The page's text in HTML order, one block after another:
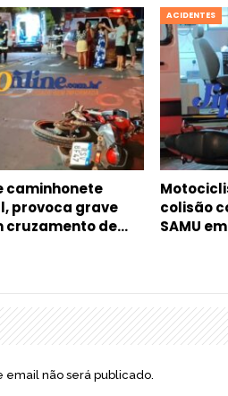
caminhonete
provoca grave
cruzamento de…
ACIDENTES
colisão
SAMU
não será publicado.